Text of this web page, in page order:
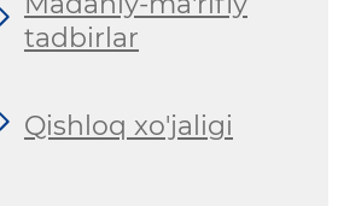
tadbirlar
Qishloq xo'jaligi